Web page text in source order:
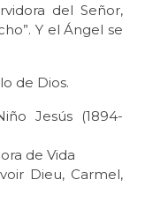
del Señor,
Y el Ángel se
de Dios.
Jesús (1894-
de Vida
Dieu, Carmel,